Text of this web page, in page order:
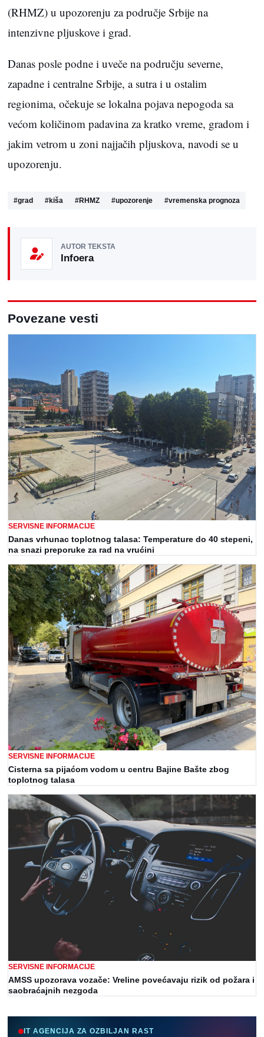
(RHMZ) u upozorenju za područje Srbije na
intenzivne pljuskove i grad.
Danas posle podne i uveče na području severne,
zapadne i centralne Srbije, a sutra i u ostalim
regionima, očekuje se lokalna pojava nepogoda sa
većom količinom padavina za kratko vreme, gradom i
jakim vetrom u zoni najjačih pljuskova, navodi se u
upozorenju.
#grad #kiša #RHMZ #upozorenje #vremenska prognoza
AUTOR TEKSTA
Infoera
Povezane vesti
SERVISNE INFORMACIJE
Danas vrhunac toplotnog talasa: Temperature do 40 stepeni,
na snazi preporuke za rad na vrućini
SERVISNE INFORMACIJE
Cisterna sa pijaćom vodom u centru Bajine Bašte zbog
toplotnog talasa
SERVISNE INFORMACIJE
AMSS upozorava vozače: Vreline povećavaju rizik od požara i
saobraćajnih nezgoda
IT AGENCIJA ZA OZBILJAN RAST